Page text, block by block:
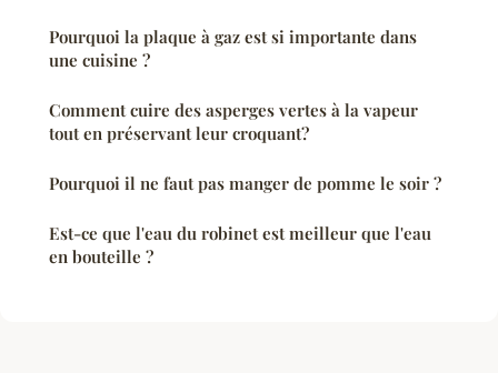
Pourquoi la plaque à gaz est si importante dans
une cuisine ?
Comment cuire des asperges vertes à la vapeur
tout en préservant leur croquant?
Pourquoi il ne faut pas manger de pomme le soir ?
Est-ce que l'eau du robinet est meilleur que l'eau
en bouteille ?